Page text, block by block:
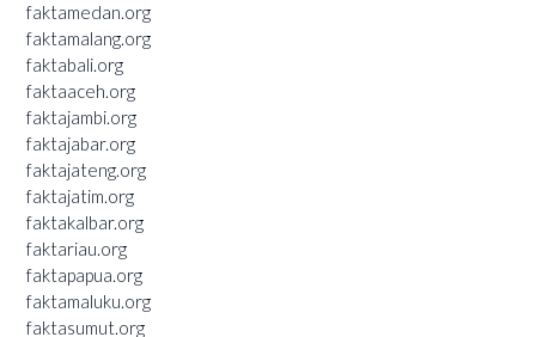
faktamedan.org
faktamalang.org
faktabali.org
faktaaceh.org
faktajambi.org
faktajabar.org
faktajateng.org
faktajatim.org
faktakalbar.org
faktariau.org
faktapapua.org
faktamaluku.org
faktasumut.org